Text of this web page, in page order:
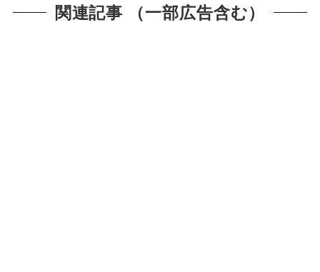
関連記事 （一部広告含む）